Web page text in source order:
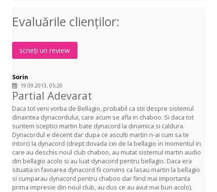
Evaluările clienţilor:
scrieți un review
Sorin
19.09.2013, 05:20
Partial Adevarat
Daca tot veni vorba de Bellagio, probabil ca stii despre sistemul
dinaintea dynacordului, care acum se afla in chaboo. Si daca tot
suntem sceptici martin bate dynacord la dinamica si caldura.
Dynacordul e decent dar dupa ce asculti martin n-ai cum sa te
intorci la dynacord (drept dovada cei de la bellagio in momentul in
care au deschis noul club chaboo, au mutat sistemul martin audio
din bellagio acolo si au luat dynacord pentru bellagio. Daca era
situatia in favoarea dynacord fii convins ca lasau martin la bellagio
si cumparau dynacord pentru chaboo dar fiind mai importanta
prima impresie din noul club, au dus ce au avut mai bun acolo).